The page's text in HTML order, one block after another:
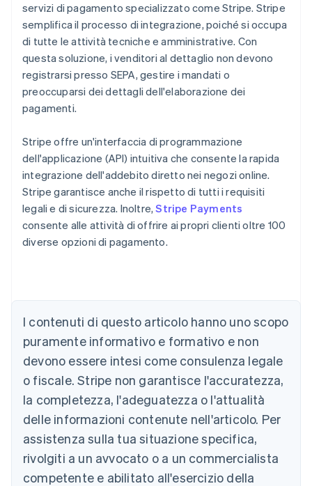
servizi di pagamento specializzato come Stripe. Stripe
semplifica il processo di integrazione, poiché si occupa
di tutte le attività tecniche e amministrative. Con
questa soluzione, i venditori al dettaglio non devono
registrarsi presso SEPA, gestire i mandati o
preoccuparsi dei dettagli dell'elaborazione dei
pagamenti.
Stripe offre un'interfaccia di programmazione
dell'applicazione (API) intuitiva che consente la rapida
integrazione dell'addebito diretto nei negozi online.
Stripe garantisce anche il rispetto di tutti i requisiti
legali e di sicurezza. Inoltre,Stripe Payments
consente alle attività di offrire ai propri clienti oltre 100
diverse opzioni di pagamento.
I contenuti di questo articolo hanno uno scopo
puramente informativo e formativo e non
devono essere intesi come consulenza legale
o fiscale. Stripe non garantisce l'accuratezza,
la completezza, l'adeguatezza o l'attualità
delle informazioni contenute nell'articolo. Per
assistenza sulla tua situazione specifica,
rivolgiti a un avvocato o a un commercialista
competente e abilitato all'esercizio della
Austria
Belgio
Nederlands FrançaisDeutschEnglish
Brasile
Português English
Bulgaria
English
Canada
EnglishFrançais
Cina continentale
简体中文
Cipro
English